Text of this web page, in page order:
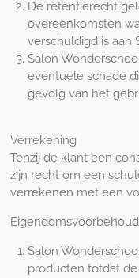
De retentierecht
overeenkomsten
verschuldigd is aan
Salon
eventuele schade
gevolg van het
Verrekening
Tenzij de klant een
zijn recht om een
verrekenen met een
Eigendomsvoorbehoud
Salon
producten totdat